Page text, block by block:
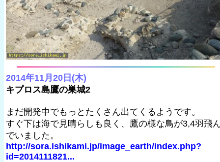
2014年11月20日(木)
キプロス島鷹の巣城2
まだ開発中でもっとたくさん出てくるようです。
すぐ下は海で見晴らしも良く、鷹の様な鳥が3,4羽飛
でいました。
http://sora.ishikami.jp/image_earth/index.php?
id=2014111821...